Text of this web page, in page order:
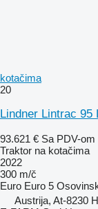
kotačima
20
Lindner Lintrac 95
93.621 € Sa PDV-om
Traktor na kotačima
2022
300 m/č
Euro Euro 5
Austrija, At-8230